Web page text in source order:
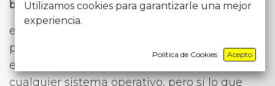
blogs
eclado, ratón o touchpad y quizás incluso una
pantalla táctil. No hace falta mucho más que
eso para moverse de manera básica en
cualquier sistema operativo, pero si lo que
Utilizamos cookies para garantizarle una mejor
experiencia.
Política de Cookies Acepto